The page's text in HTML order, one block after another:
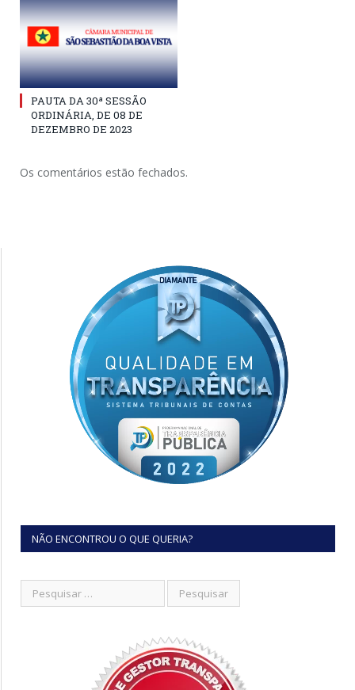
PAUTA DA 30ª SESSÃO
ORDINÁRIA, DE 08 DE
DEZEMBRO DE 2023
Os comentários estão fechados.
NÃO ENCONTROU O QUE QUERIA?